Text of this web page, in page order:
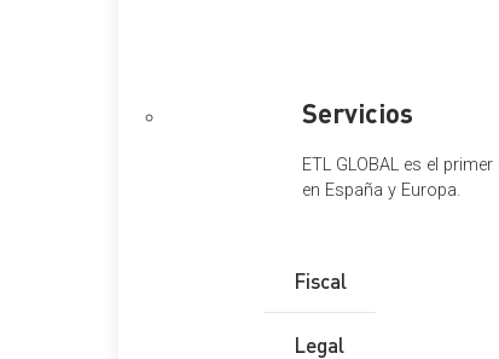
Servicios
ETL GLOBAL es el
en España y Europa.
Fiscal
Legal